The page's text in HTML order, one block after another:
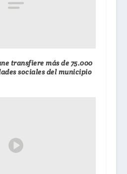
transfiere más de 75.000
sociales del municipio